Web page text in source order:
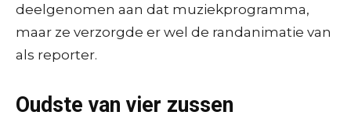
deelgenomen aan dat muziekprogramma,
maar ze verzorgde er wel de randanimatie van
als reporter.
Oudste van vier zussen